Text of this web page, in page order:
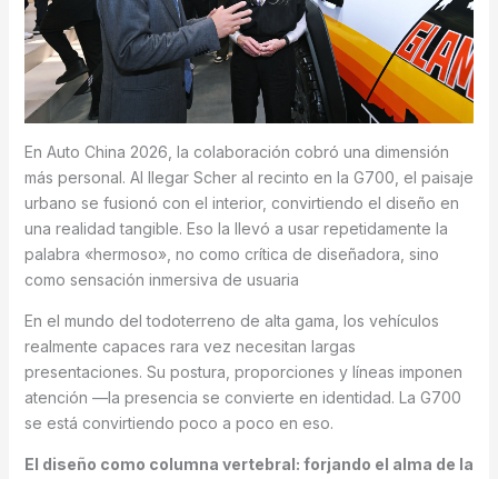
En Auto China 2026, la colaboración cobró una dimensión
más personal. Al llegar Scher al recinto en la G700, el paisaje
urbano se fusionó con el interior, convirtiendo el diseño en
una realidad tangible. Eso la llevó a usar repetidamente la
palabra «hermoso», no como crítica de diseñadora, sino
como sensación inmersiva de usuaria
En el mundo del todoterreno de alta gama, los vehículos
realmente capaces rara vez necesitan largas
presentaciones. Su postura, proporciones y líneas imponen
atención —la presencia se convierte en identidad. La G700
se está convirtiendo poco a poco en eso.
El diseño como columna vertebral: forjando el alma de la